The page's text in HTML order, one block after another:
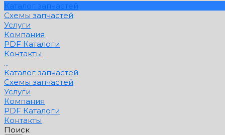
Каталог запчастей
Схемы запчастей
Услуги
Компания
PDF Каталоги
Контакты
...
Каталог запчастей
Схемы запчастей
Услуги
Компания
PDF Каталоги
Контакты
Поиск